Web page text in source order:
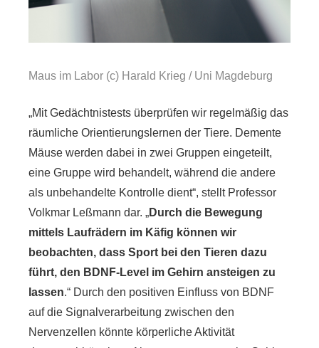
Maus im Labor (c) Harald Krieg / Uni Magdeburg
„Mit Gedächtnistests überprüfen wir regelmäßig das
räumliche Orientierungslernen der Tiere. Demente
Mäuse werden dabei in zwei Gruppen eingeteilt,
eine Gruppe wird behandelt, während die andere
als unbehandelte Kontrolle dient“, stellt Professor
Volkmar Leßmann dar. „Durch die Bewegung
mittels Laufrädern im Käfig können wir
beobachten, dass Sport bei den Tieren dazu
führt, den BDNF-Level im Gehirn ansteigen zu
lassen.“ Durch den positiven Einfluss von BDNF
auf die Signalverarbeitung zwischen den
Nervenzellen könnte körperliche Aktivität